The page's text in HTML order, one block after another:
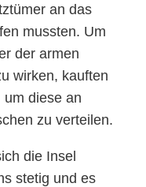
an das
mussten. Um
der armen
wirken, kauften
um diese an
zu verteilen.
die Insel
stetig und es